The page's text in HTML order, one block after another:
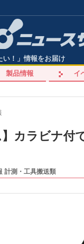
い！」情報をお届け
製品情報 イ
】カラビナ付
計測・工具搬送類